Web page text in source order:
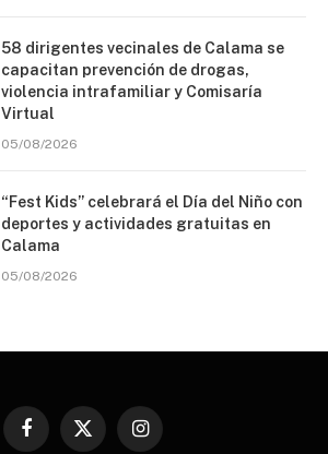
58 dirigentes vecinales de Calama se
capacitan prevención de drogas,
violencia intrafamiliar y Comisaría
Virtual
05/08/2026
“Fest Kids” celebrará el Día del Niño con
deportes y actividades gratuitas en
Calama
05/08/2026
Facebook
X
Instagram